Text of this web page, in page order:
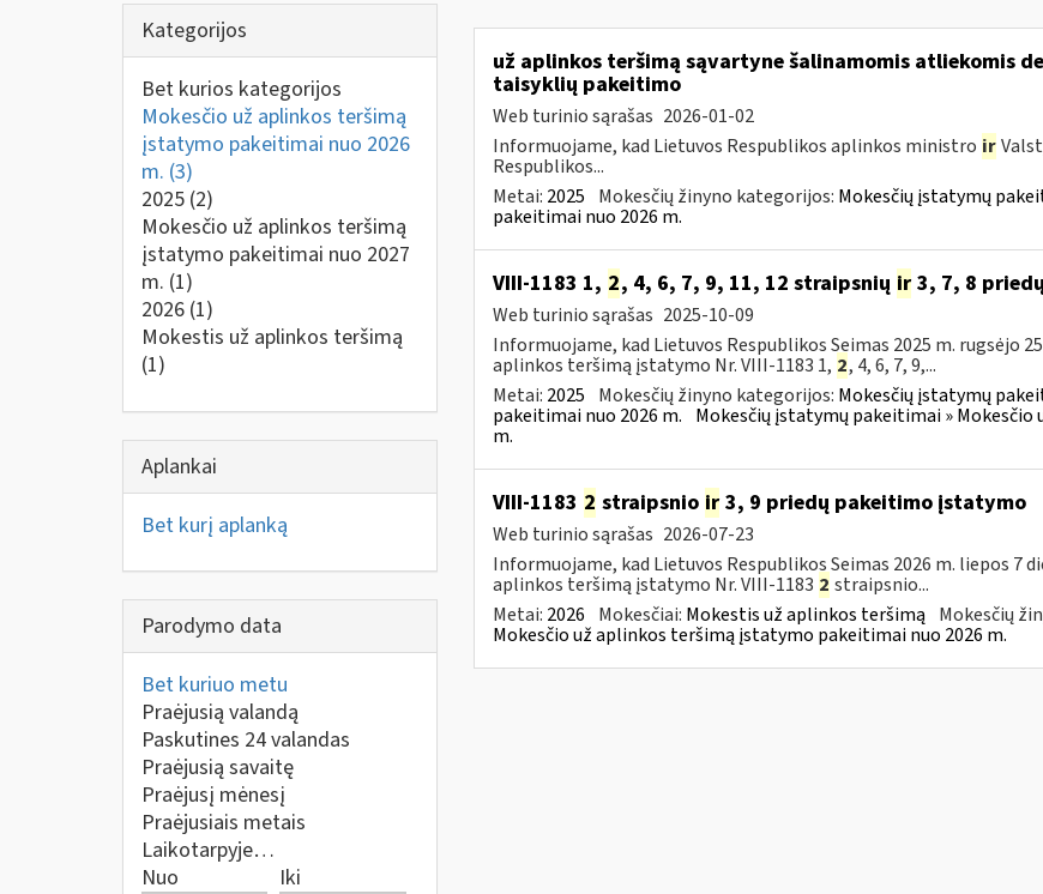
Kategorijos
Bet kurios kategorijos
Mokesčio už aplinkos teršimą
įstatymo pakeitimai nuo 2026
m. (3)
2025 (2)
Mokesčio už aplinkos teršimą
įstatymo pakeitimai nuo 2027
m. (1)
2026 (1)
Mokestis už aplinkos teršimą
(1)
Aplankai
Bet kurį aplanką
Parodymo data
Bet kuriuo metu
Praėjusią valandą
Paskutines 24 valandas
Praėjusią savaitę
Praėjusį mėnesį
Praėjusiais metais
Laikotarpyje…
Nuo
Iki
už aplinkos teršimą sąvartyne šalinamomis atliekomis
taisyklių pakeitimo
Web turinio sąrašas 2026-01-02
Informuojame, kad Lietuvos Respublikos aplinkos ministro ir
Respublikos...
Metai: 2025 Mokesčių žinyno kategorijos: Mokesčių įstatymų
pakeitimai nuo 2026 m.
VIII-1183 1, 2, 4, 6, 7, 9, 11, 12 straipsnių ir3, 7, 8
Web turinio sąrašas 2025-10-09
Informuojame, kad Lietuvos Respublikos Seimas 2025 m. rugsėjo
aplinkos teršimą įstatymo Nr. VIII-1183 1, 2, 4, 6, 7, 9,...
Metai: 2025 Mokesčių žinyno kategorijos: Mokesčių įstatymų
pakeitimai nuo 2026 m. Mokesčių įstatymų pakeitimai »
m.
VIII-1183 2 straipsnio ir3, 9 priedų pakeitimo įstatymo
Web turinio sąrašas 2026-07-23
Informuojame, kad Lietuvos Respublikos Seimas 2026 m. liepos 7
aplinkos teršimą įstatymo Nr. VIII-1183 2 straipsnio...
Metai: 2026 Mokesčiai: Mokestis už aplinkos teršimą Mokesčių
Mokesčio už aplinkos teršimą įstatymo pakeitimai nuo 2026 m.